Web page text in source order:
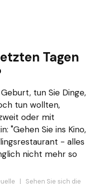
Tagen
tun Sie Dinge,
tun wollten,
oder mit
"Gehen Sie ins Kino,
- alles
nicht mehr so
| Sehen Sie sich die